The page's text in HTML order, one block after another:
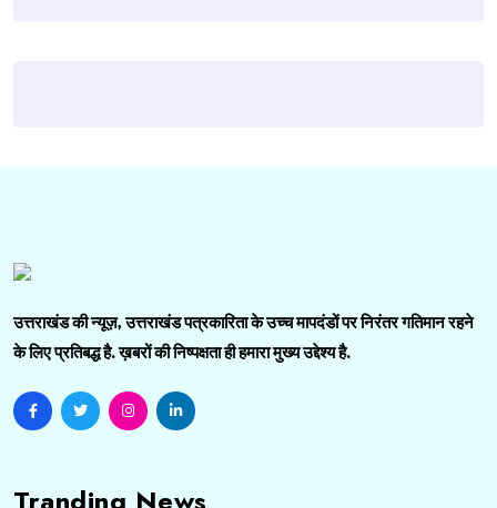
उत्तराखंड की न्यूज़, उत्तराखंड पत्रकारिता के उच्च मापदंडों पर निरंतर गतिमान रहने
के लिए प्रतिबद्ध है. ख़बरों की निष्पक्षता ही हमारा मुख्य उद्देश्य है.